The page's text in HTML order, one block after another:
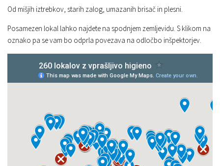
Od mišjih iztrebkov, starih zalog, umazanih brisač in plesni.
Posamezen lokal lahko najdete na spodnjem zemljevidu. S klikom na
oznako pa se vam bo odprla povezava na odločbo inšpektorjev.